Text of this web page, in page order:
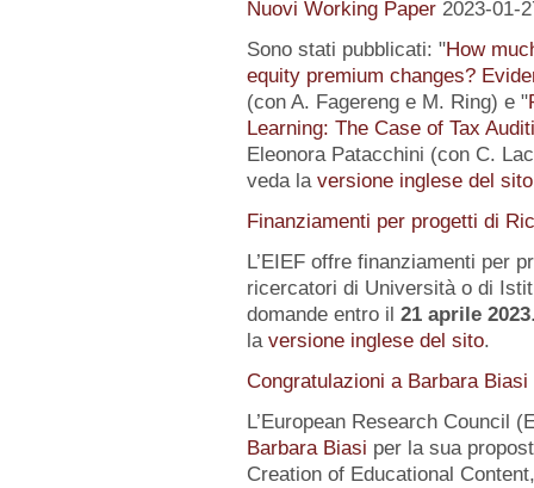
Nuovi Working Paper 2023-01-
Sono stati pubblicati: "How
equity premium changes?
(con A. Fagereng e M. Ring) e "
Learning: The Case of Tax
Eleonora Patacchini (con C.
veda la versione inglese del sito
Finanziamenti per progetti di
L’EIEF offre finanziamenti per
ricercatori di Università o di
domande entro il 21 aprile 2023
la versione inglese del sito.
Congratulazioni a Barbara Biasi
L’European Research Council
Barbara Biasi per la sua
Creation of Educational